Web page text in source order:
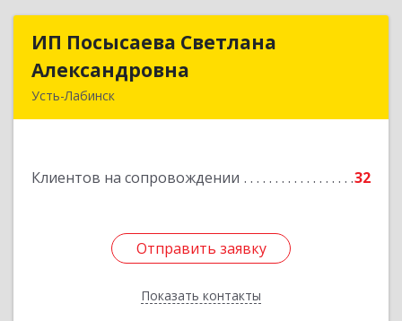
ИП Посысаева Светлана
Александровна
Усть-Лабинск
Клиентов на сопровождении 32
Отправить заявку
Показать контакты
ИП Посысаева Светлана
Подробнее
Отправить заявку
Назад